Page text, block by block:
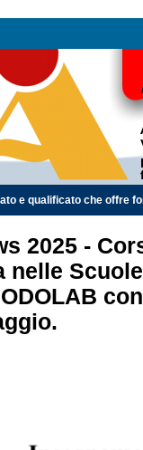
e qualificato che offre
2025 -
nelle